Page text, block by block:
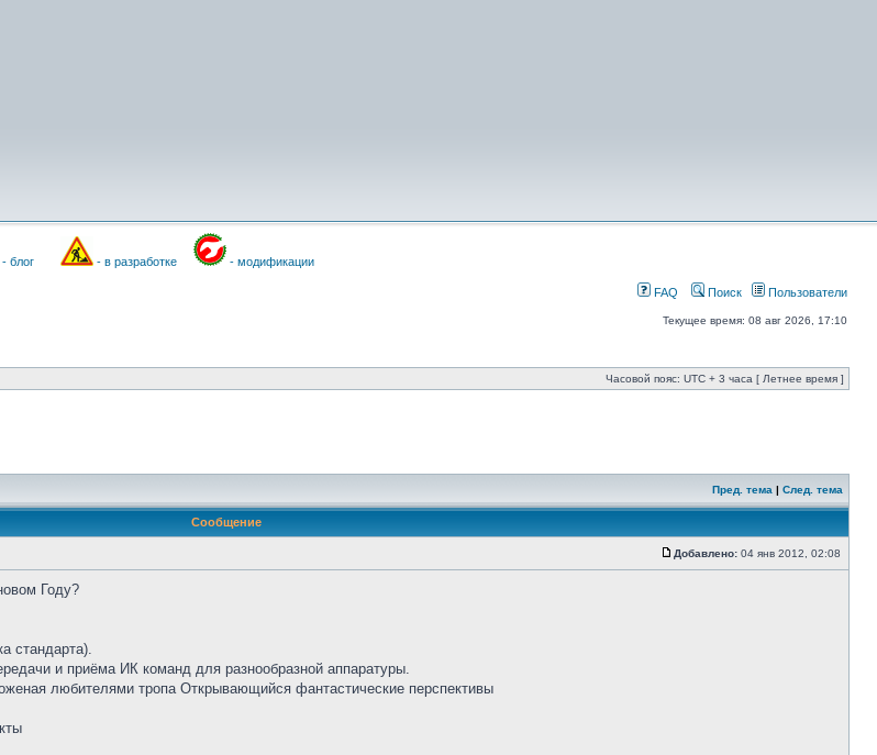
- блог - в разработке - модификации
FAQ Поиск Пользователи
Текущее время: 08 авг 2026, 17:10
Часовой пояс: UTC + 3 часа [ Летнее время ]
Пред. тема | След. тема
Сообщение
Добавлено: 04 янв 2012, 02:08
Году?
стандарта).
и приёма ИК команд для разнообразной аппаратуры.
любителями тропа Открывающийся фантастические перспективы